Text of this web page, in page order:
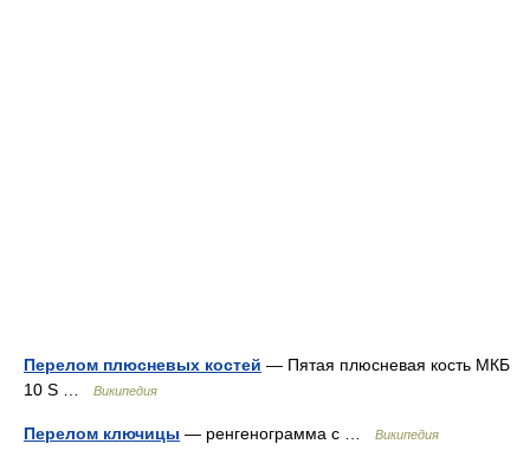
Перелом плюсневых костей — Пятая плюсневая кость МКБ
10 S …
Википедия
Перелом ключицы — ренгенограмма с … Википедия